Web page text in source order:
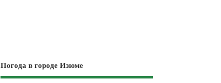
Погода в городе Изюме